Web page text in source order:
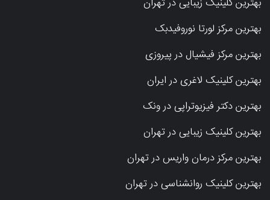
بهترین مرکز لورتا نوروفیدبک
بهترین مرکز فیشیال در پیروزی
بهترین کلینیک لاغری در ایران
بهترین دکتر فیزیوتراپی در ونک
بهترین کلینیک زیبایی در تهران
بهترین مرکز درمان واریس در تهران
بهترین کلینیک روانشناسی در تهران